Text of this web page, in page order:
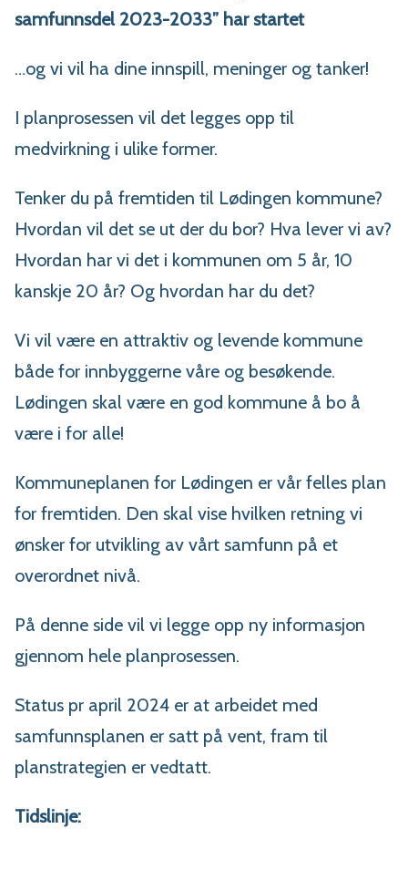
samfunnsdel 2023-2033” har startet
…og vi vil ha dine innspill, meninger og tanker!
I planprosessen vil det legges opp til
medvirkning i ulike former.
Tenker du på fremtiden til Lødingen kommune?
Hvordan vil det se ut der du bor? Hva lever vi av?
Hvordan har vi det i kommunen om 5 år, 10
kanskje 20 år? Og hvordan har du det?
Vi vil være en attraktiv og levende kommune
både for innbyggerne våre og besøkende.
Lødingen skal være en god kommune å bo å
være i for alle!
Kommuneplanen for Lødingen er vår felles plan
for fremtiden. Den skal vise hvilken retning vi
ønsker for utvikling av vårt samfunn på et
overordnet nivå.
På denne side vil vi legge opp ny informasjon
gjennom hele planprosessen.
Status pr april 2024 er at arbeidet med
samfunnsplanen er satt på vent, fram til
planstrategien er vedtatt.
Tidslinje: